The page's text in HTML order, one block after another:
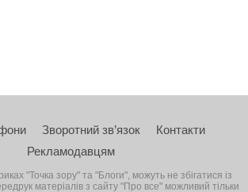
Зворотний зв’язок
Контакти
Рекламодавцям
"Точка зору" та "Блоги", можуть не збігатися із
матеріалів з сайту "Про все" можливий тільки